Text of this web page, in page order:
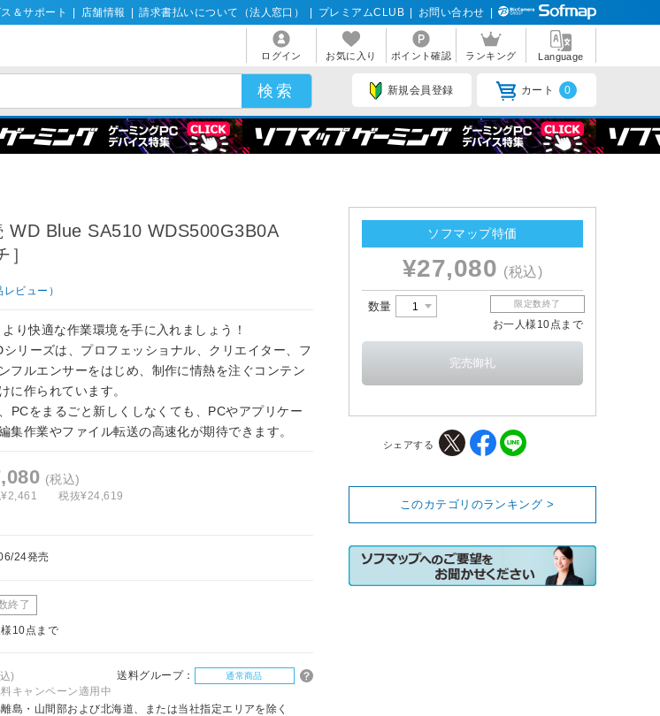
＆サポート 店舗情報 請求書払いについて（法人窓口） プレミアムCLUB お問い合わせ
ログイン お気に入り ポイント確認 ランキング Language
新規会員登録 カート 0
WD Blue SA510 WDS500G3B0A
レビュー）
り快適な作業環境を手に入れましょう！
リーズは、プロフェッショナル、クリエイター、フ
フルエンサーをはじめ、制作に情熱を注ぐコンテン
に作られています。
PCをまるごと新しくしなくても、PCやアプリケー
集作業やファイル転送の高速化が期待できます。
(税込)
税抜¥24,619
24発売
終了
10点まで
) 送料グループ： 通常商品
キャンペーン適用中
島・山間部および北海道、または当社指定エリアを除く
ソフマップ特価
¥27,080 (税込)
数量 限定数終了
お一人様10点まで
シェアする
このカテゴリのランキング >